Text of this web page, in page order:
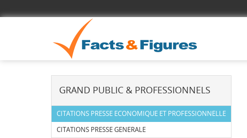
GRAND PUBLIC & PROFESSIONNELS
CITATIONS PRESSE ECONOMIQUE ET PROFESSIONNELLE
CITATIONS PRESSE GENERALE